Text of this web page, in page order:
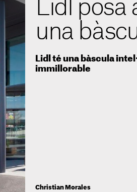
Lidl posa
una
Lidl té una bàscula
immillorable
Christian Morales